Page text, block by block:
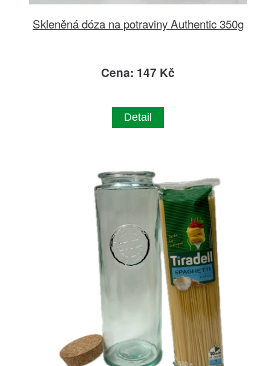
Skleněná dóza na potraviny Authentic 350g
Cena: 147 Kč
Detail